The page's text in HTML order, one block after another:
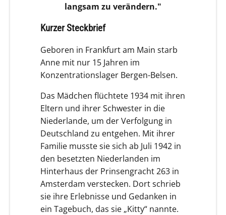
langsam zu verändern."
Kurzer Steckbrief
Geboren in Frankfurt am Main starb
Anne mit nur 15 Jahren im
Konzentrationslager Bergen-Belsen.
Das Mädchen flüchtete 1934 mit ihren
Eltern und ihrer Schwester in die
Niederlande, um der Verfolgung in
Deutschland zu entgehen. Mit ihrer
Familie musste sie sich ab Juli 1942 in
den besetzten Niederlanden im
Hinterhaus der Prinsengracht 263 in
Amsterdam verstecken. Dort schrieb
sie ihre Erlebnisse und Gedanken in
ein Tagebuch, das sie „Kitty“ nannte.